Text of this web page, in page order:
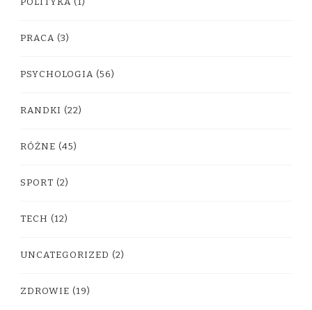
PRACA (3)
PSYCHOLOGIA (56)
RANDKI (22)
RÓŻNE (45)
SPORT (2)
TECH (12)
UNCATEGORIZED (2)
ZDROWIE (19)